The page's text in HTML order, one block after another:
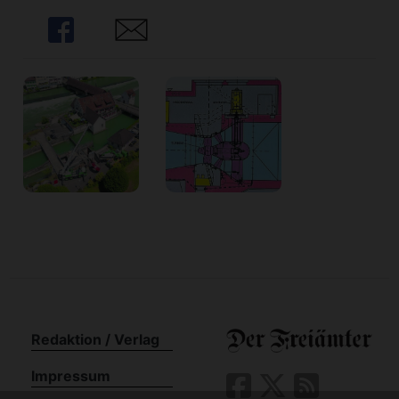
Share Share
Redaktion / Verlag
Impressum